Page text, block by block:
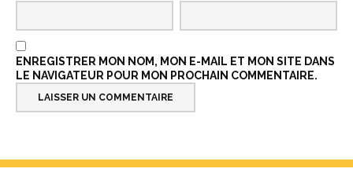
ENREGISTRER MON NOM, MON E-MAIL ET MON SITE DANS
LE NAVIGATEUR POUR MON PROCHAIN COMMENTAIRE.